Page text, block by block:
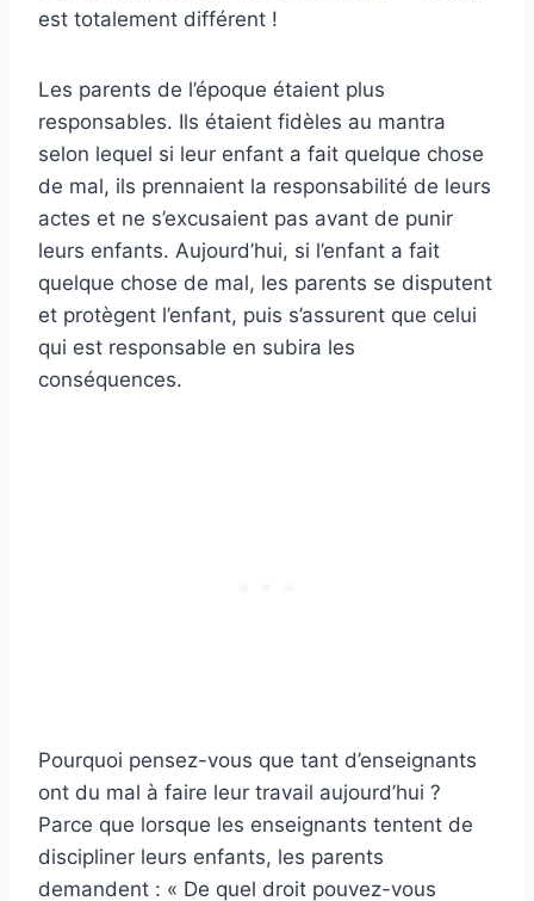
est totalement différent !
Les parents de l’époque étaient plus
responsables. Ils étaient fidèles au mantra
selon lequel si leur enfant a fait quelque chose
de mal, ils prennaient la responsabilité de leurs
actes et ne s’excusaient pas avant de punir
leurs enfants. Aujourd’hui, si l’enfant a fait
quelque chose de mal, les parents se disputent
et protègent l’enfant, puis s’assurent que celui
qui est responsable en subira les
conséquences.
Pourquoi pensez-vous que tant d’enseignants
ont du mal à faire leur travail aujourd’hui ?
Parce que lorsque les enseignants tentent de
discipliner leurs enfants, les parents
demandent : « De quel droit pouvez-vous